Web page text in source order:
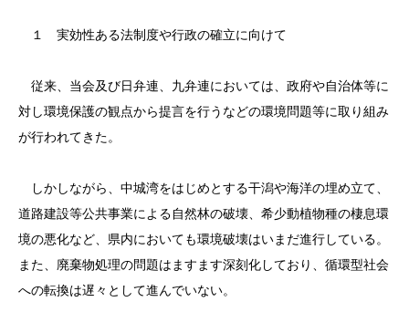
１ 実効性ある法制度や行政の確立に向けて
従来、当会及び日弁連、九弁連においては、政府や自治体等に
対し環境保護の観点から提言を行うなどの環境問題等に取り組み
が行われてきた。
しかしながら、中城湾をはじめとする干潟や海洋の埋め立て、
道路建設等公共事業による自然林の破壊、希少動植物種の棲息環
境の悪化など、県内においても環境破壊はいまだ進行している。
また、廃棄物処理の問題はますます深刻化しており、循環型社会
への転換は遅々として進んでいない。